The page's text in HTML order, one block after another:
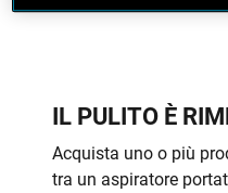
IL PULITO È
Acquista uno o più
tra un aspiratore